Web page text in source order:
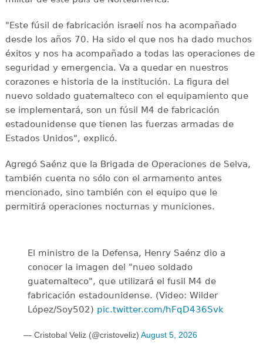
"Este fúsil de fabricación israelí nos ha acompañado
desde los años 70. Ha sido el que nos ha dado muchos
éxitos y nos ha acompañado a todas las operaciones de
seguridad y emergencia. Va a quedar en nuestros
corazones e historia de la institución. La figura del
nuevo soldado guatemalteco con el equipamiento que
se implementará, son un fúsil M4 de fabricación
estadounidense que tienen las fuerzas armadas de
Estados Unidos", explicó.
Agregó Saénz que la Brigada de Operaciones de Selva,
también cuenta no sólo con el armamento antes
mencionado, sino también con el equipo que le
permitirá operaciones nocturnas y municiones.
El ministro de la Defensa, Henry Saénz dio a
conocer la imagen del "nueo soldado
guatemalteco", que utilizará el fusil M4 de
fabricación estadounidense. (Video: Wilder
López/Soy502) pic.twitter.com/hFqD436Svk
— Cristobal Veliz (@cristoveliz) August 5, 2026